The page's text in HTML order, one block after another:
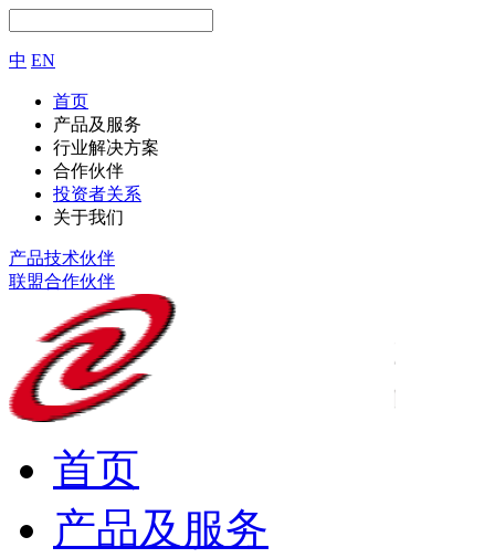
中 EN
首页
产品及服务
行业解决方案
合作伙伴
投资者关系
关于我们
产品技术伙伴
联盟合作伙伴
首页
产品及服务